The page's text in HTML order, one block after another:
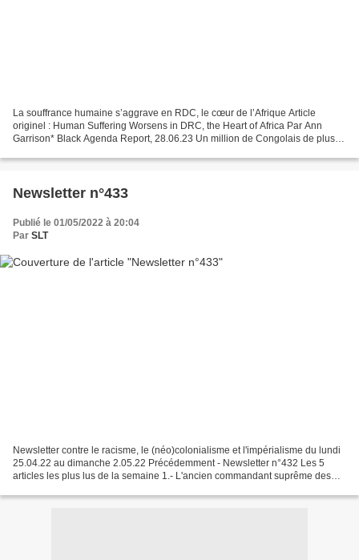
La souffrance humaine s’aggrave en RDC, le cœur de l’Afrique Article
originel : Human Suffering Worsens in DRC, the Heart of Africa Par Ann
Garrison* Black Agenda Report, 28.06.23 Un million de Congolais de plus
Newsletter n°433
Publié le 01/05/2022 à 20:04
Par SLT
Newsletter contre le racisme, le (néo)colonialisme et l'impérialisme du lundi
25.04.22 au dimanche 2.05.22 Précédemment - Newsletter n°432 Les 5
articles les plus lus de la semaine 1.- L'ancien commandant suprême des